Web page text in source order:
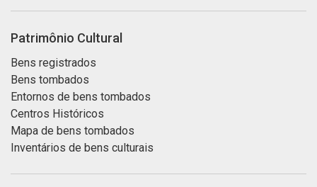
Patrimônio Cultural
Bens registrados
Bens tombados
Entornos de bens tombados
Centros Históricos
Mapa de bens tombados
Inventários de bens culturais